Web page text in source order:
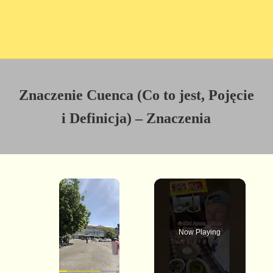
Znaczenie Cuenca (Co to jest, Pojęcie
i Definicja) – Znaczenia
×
Now Playing